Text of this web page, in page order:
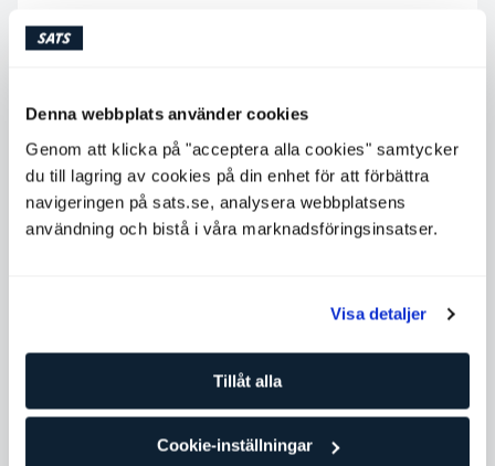
Denna webbplats använder cookies
Genom att klicka på "acceptera alla cookies" samtycker
du till lagring av cookies på din enhet för att förbättra
navigeringen på sats.se, analysera webbplatsens
användning och bistå i våra marknadsföringsinsatser.
Visa detaljer
Tillåt alla
Cookie-inställningar
Tillgängliga tider
Måndag
12:00 - 19:00
Tisdag
12:00 - 19:00
12:00 - 19:00
Söndag
10:00 - 12:00